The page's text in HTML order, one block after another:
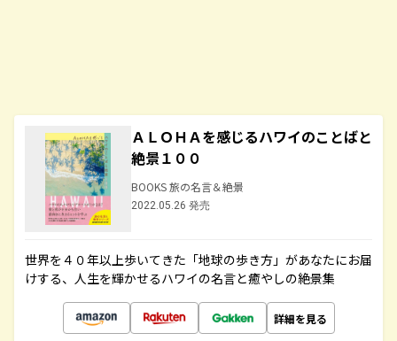
ＡＬＯＨＡを感じるハワイのことばと
絶景１００
BOOKS 旅の名言＆絶景
2022.05.26 発売
世界を４０年以上歩いてきた「地球の歩き方」があなたにお届
けする、人生を輝かせるハワイの名言と癒やしの絶景集
詳細を見る